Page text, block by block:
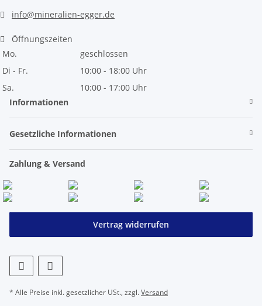
info@mineralien-egger.de
Öffnungszeiten
Mo.
geschlossen
Di - Fr.
10:00 - 18:00 Uhr
Sa.
10:00 - 17:00 Uhr
Informationen
Gesetzliche Informationen
Zahlung & Versand
Vertrag widerrufen
* Alle Preise inkl. gesetzlicher USt., zzgl.Versand